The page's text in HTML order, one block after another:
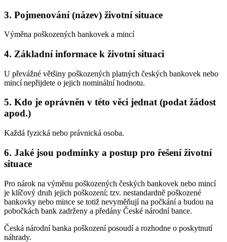
3. Pojmenování (název) životní situace
Výměna poškozených bankovek a mincí
4. Základní informace k životní situaci
U převážné většiny poškozených platných českých bankovek nebo
mincí nepřijdete o jejich nominální hodnotu.
5. Kdo je oprávněn v této věci jednat (podat žádost
apod.)
Každá fyzická nebo právnická osoba.
6. Jaké jsou podmínky a postup pro řešení životní
situace
Pro nárok na výměnu poškozených českých bankovek nebo mincí
je klíčový druh jejich poškození; tzv. nestandardně poškozené
bankovky nebo mince se totiž nevyměňují na počkání a budou na
pobočkách bank zadrženy a předány České národní bance.
Česká národní banka poškození posoudí a rozhodne o poskytnutí
náhrady.